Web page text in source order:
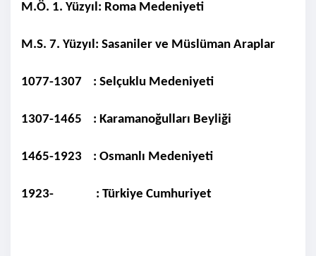
M.Ö. 1. Yüzyıl: Roma Medeniyeti
M.S. 7. Yüzyıl: Sasaniler ve Müslüman Araplar
1077-1307 : Selçuklu Medeniyeti
1307-1465 : Karamanoğulları Beyliği
1465-1923 : Osmanlı Medeniyeti
1923- : Türkiye Cumhuriyet